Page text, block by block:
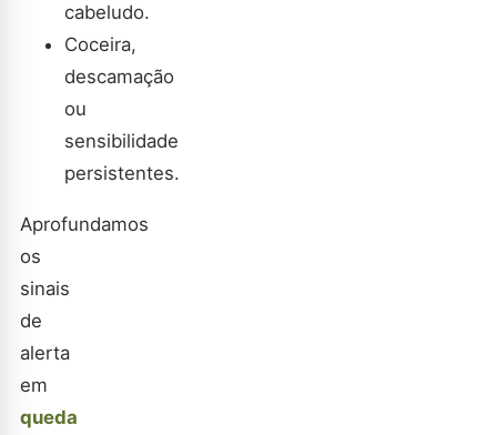
cabeludo.
Coceira,
descamação
ou
sensibilidade
persistentes.
Aprofundamos
os
sinais
de
alerta
em
queda